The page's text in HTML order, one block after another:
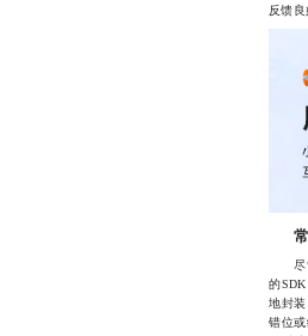
反馈
尽管
的
地封
错位